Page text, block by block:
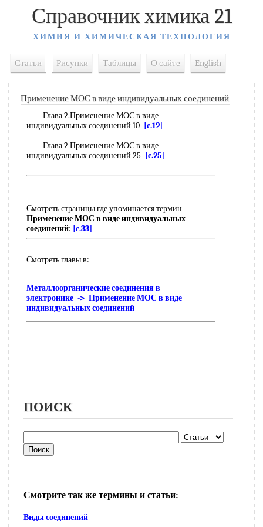
Справочник химика 21
ХИМИЯ И ХИМИЧЕСКАЯ ТЕХНОЛОГИЯ
Статьи Рисунки Таблицы О сайте English
Применение МОС в виде индивидуальных соединений
Глава 2.Применение МОС в виде
индивидуальных соединений 10 [c.19]
Глава 2 Применение МОС в виде
индивидуальных соединений 25
[c.25]
Смотреть страницы где упоминается термин
Применение МОС в виде индивидуальных
соединений: [c.33]
Смотреть главы в:
Металлоорганические соединения в
электронике -> Применение МОС в виде
индивидуальных соединений
ПОИСК
Смотрите так же термины и статьи:
Виды соединений